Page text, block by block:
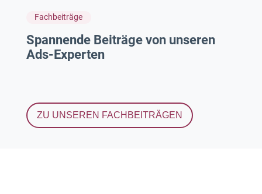
Fachbeiträge
Spannende Beiträge von unseren
Ads-Experten
ZU UNSEREN FACHBEITRÄGEN